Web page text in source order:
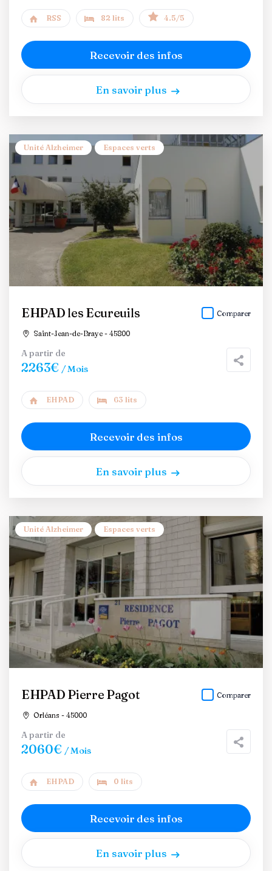
RSS 82 lits 4.5/5
Recevoir des infos
En savoir plus
Unité Alzheimer Espaces verts
EHPAD les Ecureuils
Saint-Jean-de-Braye - 45800
Comparer
A partir de
2263€ / Mois
EHPAD 63 lits
Recevoir des infos
En savoir plus
Unité Alzheimer Espaces verts
EHPAD Pierre Pagot
Orléans - 45000
Comparer
A partir de
2060€ / Mois
EHPAD 0 lits
Recevoir des infos
En savoir plus